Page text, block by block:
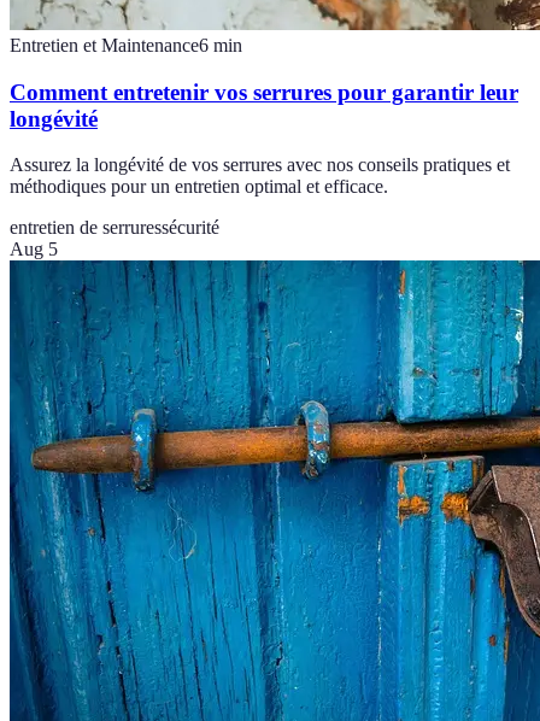
Entretien et Maintenance6 min
Comment entretenir vos serrures pour garantir leur
longévité
Assurez la longévité de vos serrures avec nos conseils pratiques et
méthodiques pour un entretien optimal et efficace.
entretien de serruressécurité
Aug 5